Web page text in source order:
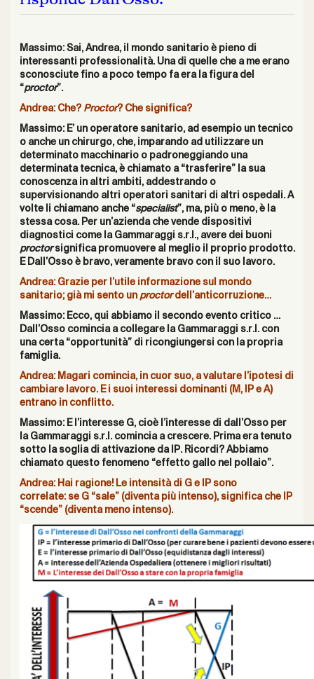
Massimo: Sai, Andrea, il mondo sanitario è pieno di
interessanti professionalità. Una di quelle che a me erano
sconosciute fino a poco tempo fa era la figura del
“proctor”.
Andrea: Che? Proctor? Che significa?
Massimo: E’ un operatore sanitario, ad esempio un tecnico
o anche un chirurgo, che, imparando ad utilizzare un
determinato macchinario o padroneggiando una
determinata tecnica, è chiamato a “trasferire” la sua
conoscenza in altri ambiti, addestrando o
supervisionando altri operatori sanitari di altri ospedali. A
volte li chiamano anche “specialist”, ma, più o meno, è la
stessa cosa. Per un’azienda che vende dispositivi
diagnostici come la Gammaraggi s.r.l., avere dei buoni
proctorsignifica promuovere al meglio il proprio prodotto.
E Dall’Osso è bravo, veramente bravo con il suo lavoro.
Andrea: Grazie per l’utile informazione sul mondo
sanitario; già mi sento un proctordell’anticorruzione…
Massimo: Ecco, qui abbiamo il secondo evento critico …
Dall’Osso comincia a collegare la Gammaraggi s.r.l. con
una certa “opportunità” di ricongiungersi con la propria
famiglia.
Andrea: Magari comincia, in cuor suo, a valutare l’ipotesi di
cambiare lavoro. E i suoi interessi dominanti (M, IP e A)
entrano in conflitto.
Massimo: E l’interesse G, cioè l’interesse di dall’Osso per
la Gammaraggi s.r.l. comincia a crescere. Prima era tenuto
sotto la soglia di attivazione da IP. Ricordi? Abbiamo
chiamato questo fenomeno “effetto gallo nel pollaio”.
Andrea: Hai ragione! Le intensità di G e IP sono
correlate: se G “sale” (diventa più intenso), significa che IP
“scende” (diventa meno intenso).